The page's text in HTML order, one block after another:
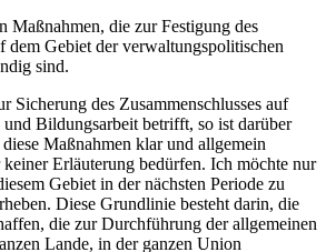
Maßnahmen, die zur Festigung des
dem Gebiet der verwaltungspolitischen
sind.
Sicherung des Zusammenschlusses auf
Bildungsarbeit betrifft, so ist darüber
Maßnahmen klar und allgemein
Erläuterung bedürfen. Ich möchte nur
Gebiet in der nächsten Periode zu
Diese Grundlinie besteht darin, die
die zur Durchführung der allgemeinen
Lande, in der ganzen Union